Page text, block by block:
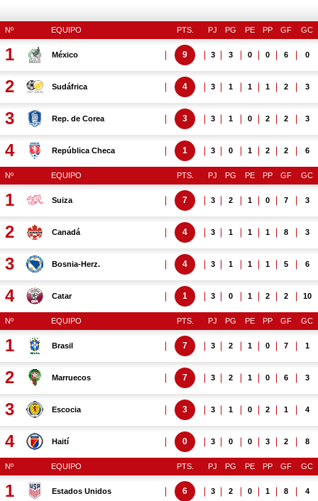
Nº EQUIPO PTS. PJ PG PE PP GF GC
1 México 9 3 3 0 0 6 0
2 Sudáfrica 4 3 1 1 1 2 3
3 Rep. de Corea 3 3 1 0 2 2 3
4 República Checa 1 3 0 1 2 2 6
Nº EQUIPO PTS. PJ PG PE PP GF GC
1 Suiza 7 3 2 1 0 7 3
2 Canadá 4 3 1 1 1 8 3
3 Bosnia-Herz. 4 3 1 1 1 5 6
4 Catar 1 3 0 1 2 2 10
Nº EQUIPO PTS. PJ PG PE PP GF GC
1 Brasil 7 3 2 1 0 7 1
2 Marruecos 7 3 2 1 0 6 3
3 Escocia 3 3 1 0 2 1 4
4 Haití 0 3 0 0 3 2 8
Nº EQUIPO PTS. PJ PG PE PP GF GC
1 Estados Unidos 6 3 2 0 1 8 4